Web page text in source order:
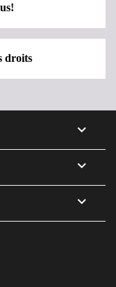
droits


